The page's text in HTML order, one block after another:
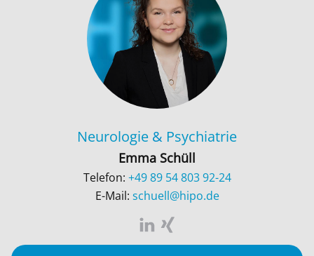
Neurologie & Psychiatrie
Emma Schüll
Telefon: +49 89 54 803 92-24
E-Mail: schuell@hipo.de